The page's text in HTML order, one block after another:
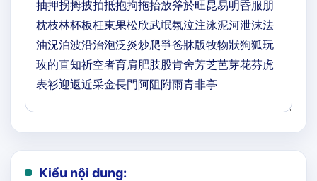
Kiểu nội dung: